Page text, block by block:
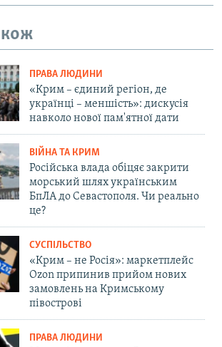
ПРАВА ЛЮДИНИ
«Крим – єдиний регіон, де
українці – меншість»: дискусія
навколо нової пам'ятної дати
ВІЙНА ТА КРИМ
Російська влада обіцяє закрити
морський шлях українським
БпЛА до Севастополя. Чи реально
це?
СУСПІЛЬСТВО
«Крим – не Росія»: маркетплейс
Ozon припинив прийом нових
замовлень на Кримському
півострові
ПРАВА ЛЮДИНИ